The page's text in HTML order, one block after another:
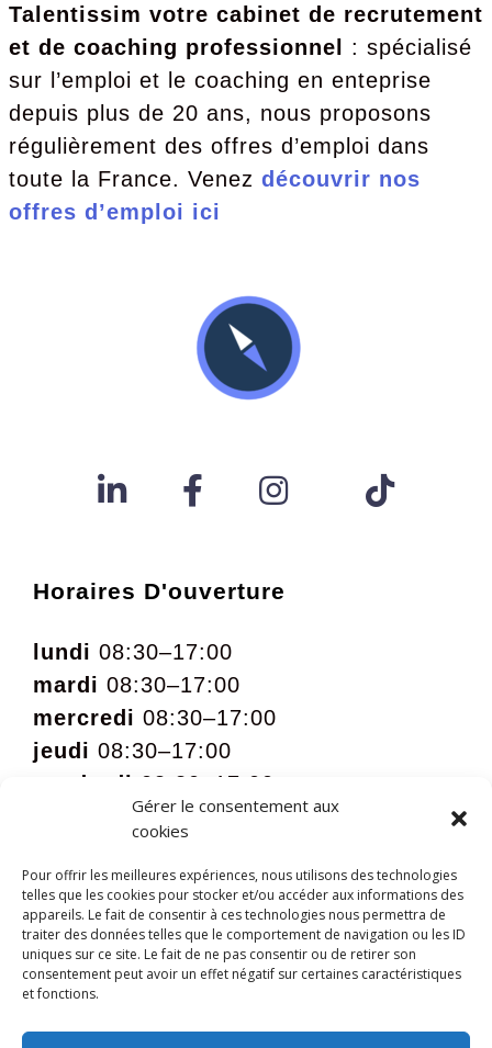
Gérer le consentement aux
cookies
Pour offrir les meilleures expériences, nous utilisons des technologies
telles que les cookies pour stocker et/ou accéder aux informations des
appareils. Le fait de consentir à ces technologies nous permettra de
traiter des données telles que le comportement de navigation ou les ID
uniques sur ce site. Le fait de ne pas consentir ou de retirer son
consentement peut avoir un effet négatif sur certaines caractéristiques
et fonctions.
Talentissim votre cabinet de recrutement
et de coaching professionnel
: spécialisé
sur l’emploi et le coaching en enteprise
depuis plus de 20 ans, nous proposons
régulièrement des offres d’emploi dans
toute la France. Venez découvrir nos
offres d’emploi ici
Horaires D'ouverture
lundi 08:30–17:00
mardi 08:30–17:00
mercredi 08:30–17:00
jeudi 08:30–17:00
vendredi 08:30–17:00
09:00 – 12:00 sur rdv